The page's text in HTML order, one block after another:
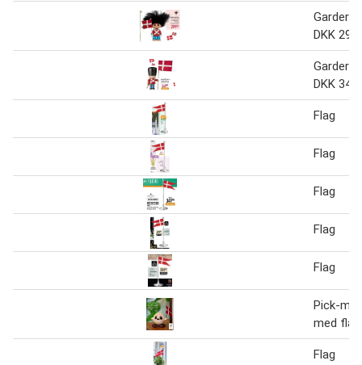
Garder
DKK
Garder
DKK
Flag
Flag
Flag
Flag
Flag
Pick-
med flag
Flag